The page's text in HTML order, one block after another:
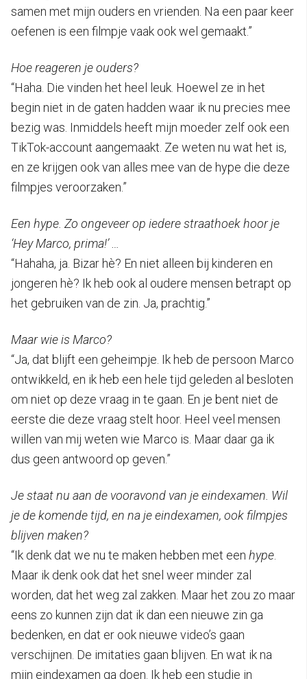
samen met mijn ouders en vrienden. Na een paar keer
oefenen is een filmpje vaak ook wel gemaakt.”
Hoe reageren je ouders?
“Haha. Die vinden het heel leuk. Hoewel ze in het
begin niet in de gaten hadden waar ik nu precies mee
bezig was. Inmiddels heeft mijn moeder zelf ook een
TikTok-account aangemaakt. Ze weten nu wat het is,
en ze krijgen ook van alles mee van de hype die deze
filmpjes veroorzaken.”
Een hype. Zo ongeveer op iedere straathoek hoor je
‘Hey Marco, prima!’ …
“Hahaha, ja. Bizar hè? En niet alleen bij kinderen en
jongeren hè? Ik heb ook al oudere mensen betrapt op
het gebruiken van de zin. Ja, prachtig.”
Maar wie is Marco?
“Ja, dat blijft een geheimpje. Ik heb de persoon Marco
ontwikkeld, en ik heb een hele tijd geleden al besloten
om niet op deze vraag in te gaan. En je bent niet de
eerste die deze vraag stelt hoor. Heel veel mensen
willen van mij weten wie Marco is. Maar daar ga ik
dus geen antwoord op geven.”
Je staat nu aan de vooravond van je eindexamen. Wil
je de komende tijd, en na je eindexamen, ook filmpjes
blijven maken?
“Ik denk dat we nu te maken hebben met een hype.
Maar ik denk ook dat het snel weer minder zal
worden, dat het weg zal zakken. Maar het zou zo maar
eens zo kunnen zijn dat ik dan een nieuwe zin ga
bedenken, en dat er ook nieuwe video’s gaan
verschijnen. De imitaties gaan blijven. En wat ik na
mijn eindexamen ga doen. Ik heb een studie in